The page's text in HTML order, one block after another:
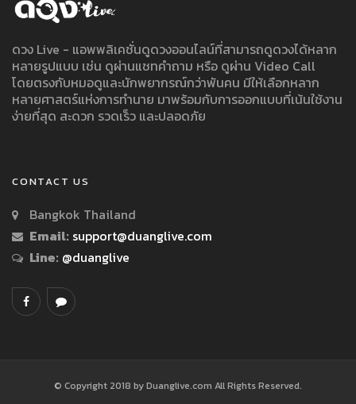
ดวง Live - แอพพลิเคชั่นดูดวงออนไลน์ที่สามารถดูดวงได้หลาก
หลายรูปแบบ เช่น ดูผ่านแชทคำถาม หรือ ดูผ่าน Video Call
โดยตรงกับหมอดูและนักพยากรณ์กว่าพันคน มีให้เลือกหลาก
หลายศาสตร์แห่งการทำนาย มาพร้อมกับการออกแบบที่เน้นใช้งาน
ง่ายที่สุด สะดวก รวดเร็ว และปลอดภัย
CONTACT US
Bangkok Thailand
Email: support@duanglive.com
Line: @duanglive
© Copyright 2018 by Duanglive.com All Rights Reserved.